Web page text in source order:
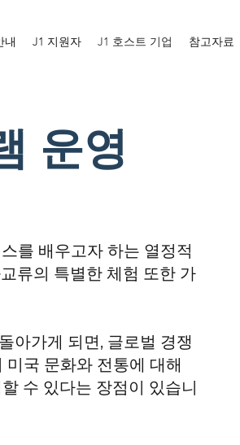
내 J1 지원자 J1 호스트 기업 참고자료
운영
를 배우고자 하는 열정적
류의 특별한 체험 또한 가
아가게 되면, 글로벌 경쟁
국 문화와 전통에 대해
수 있다는 장점이 있습니